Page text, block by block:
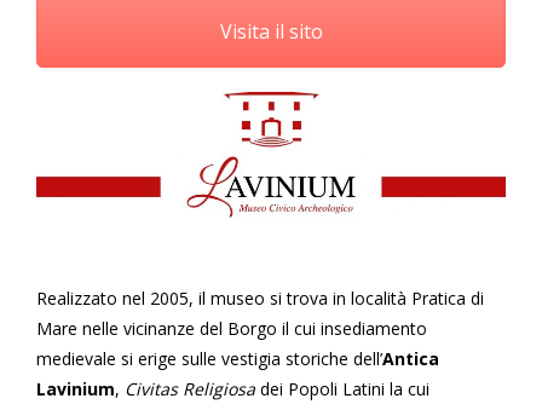
Visita il sito
Realizzato nel 2005, il museo si trova in località Pratica di
Mare nelle vicinanze del Borgo il cui insediamento
medievale si erige sulle vestigia storiche dell’Antica
Lavinium, Civitas Religiosa dei Popoli Latini la cui